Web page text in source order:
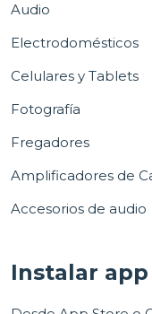
Audio
Electrodomésticos
Celulares y Tablets
Fotografía
Fregadores
Amplificadores de
Accesorios de audio
Instalar app